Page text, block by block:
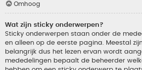
Omhoog
Wat zijn sticky onderwerpen?
Sticky onderwerpen staan onder de
en alleen op de eerste pagina. Meestal
belangrijk dus het lezen ervan wordt
mededelingen bepaalt de beheerder